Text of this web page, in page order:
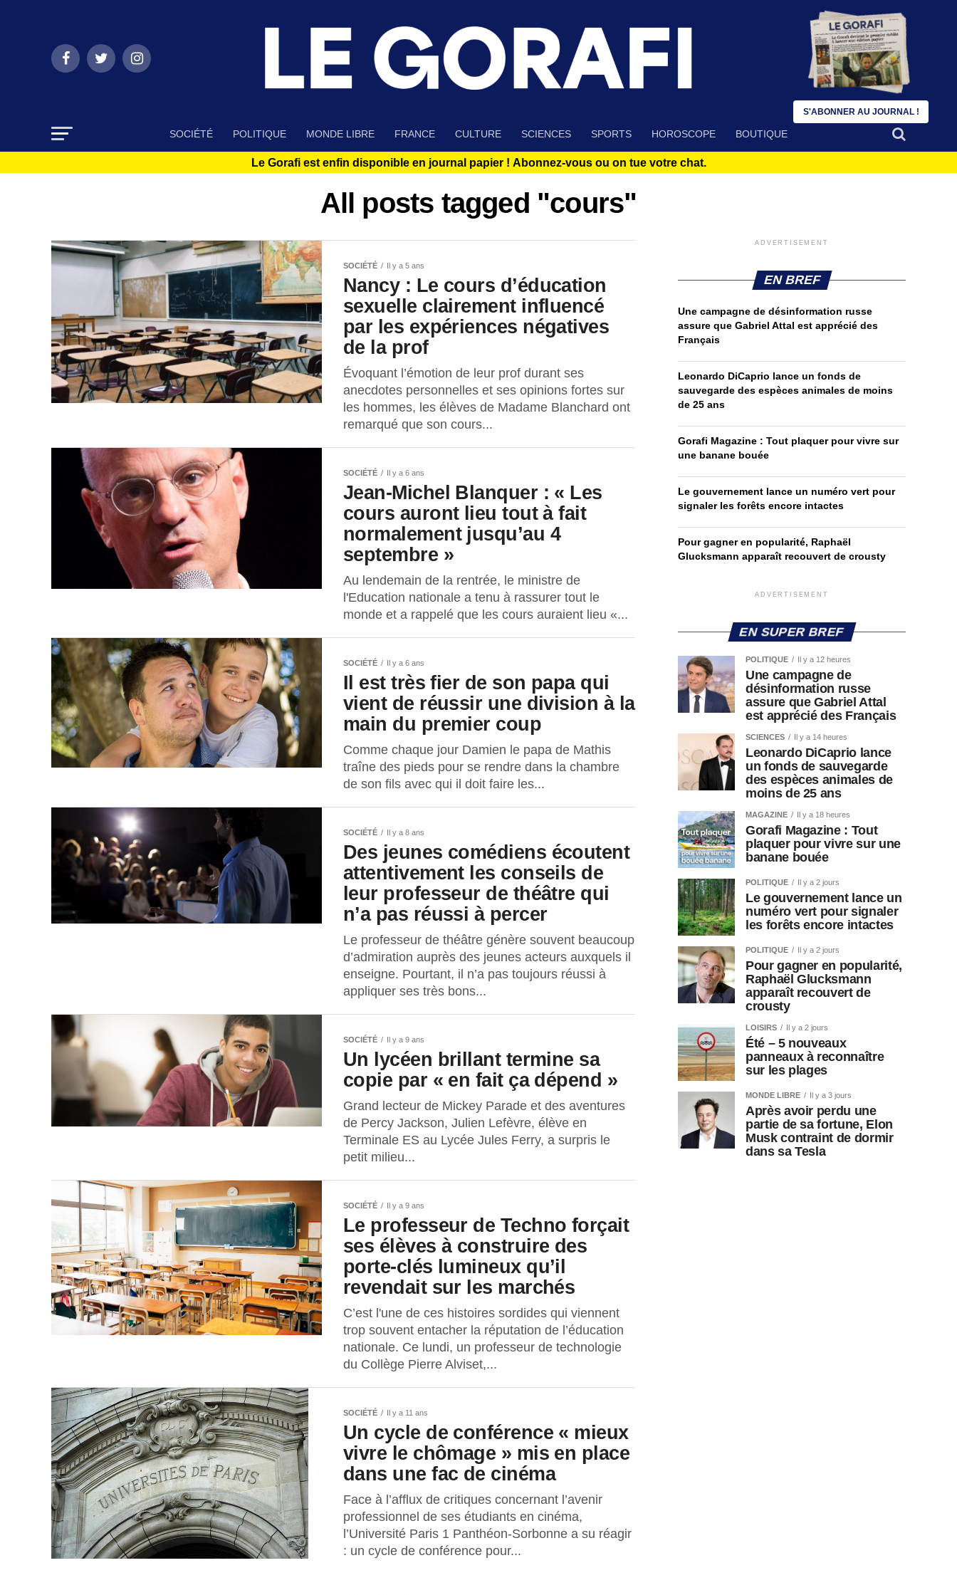
SOCIÉTÉ POLITIQUE MONDE LIBRE FRANCE CULTURE SCIENCES SPORTS HOROSCOPE BOUTIQUE
Le Gorafi est enfin disponible en journal papier ! Abonnez-vous ou on tue votre chat.
All posts tagged "cours"
SOCIÉTÉ Il y a 5 ans
Nancy : Le cours d’éducation
sexuelle clairement influencé
par les expériences négatives
de la prof
Évoquant l’émotion de leur prof durant ses
anecdotes personnelles et ses opinions fortes sur
les hommes, les élèves de Madame Blanchard ont
remarqué que son cours...
SOCIÉTÉ Il y a 6 ans
Jean-Michel Blanquer : « Les
cours auront lieu tout à fait
normalement jusqu’au 4
septembre »
Au lendemain de la rentrée, le ministre de
l'Education nationale a tenu à rassurer tout le
monde et a rappelé que les cours auraient lieu «...
SOCIÉTÉ Il y a 6 ans
Il est très fier de son papa qui
vient de réussir une division à la
main du premier coup
Comme chaque jour Damien le papa de Mathis
traîne des pieds pour se rendre dans la chambre
de son fils avec qui il doit faire les...
SOCIÉTÉ Il y a 8 ans
Des jeunes comédiens écoutent
attentivement les conseils de
leur professeur de théâtre qui
n’a pas réussi à percer
Le professeur de théâtre génère souvent beaucoup
d’admiration auprès des jeunes acteurs auxquels il
enseigne. Pourtant, il n’a pas toujours réussi à
appliquer ses très bons...
SOCIÉTÉ Il y a 9 ans
Un lycéen brillant termine sa
copie par « en fait ça dépend »
Grand lecteur de Mickey Parade et des aventures
de Percy Jackson, Julien Lefèvre, élève en
Terminale ES au Lycée Jules Ferry, a surpris le
petit milieu...
SOCIÉTÉ Il y a 9 ans
Le professeur de Techno forçait
ses élèves à construire des
porte-clés lumineux qu’il
revendait sur les marchés
C’est l'une de ces histoires sordides qui viennent
trop souvent entacher la réputation de l’éducation
nationale. Ce lundi, un professeur de technologie
du Collège Pierre Alviset,...
SOCIÉTÉ Il y a 11 ans
Un cycle de conférence « mieux
vivre le chômage » mis en place
dans une fac de cinéma
Face à l’afflux de critiques concernant l’avenir
professionnel de ses étudiants en cinéma,
l’Université Paris 1 Panthéon-Sorbonne a su réagir
: un cycle de conférence pour...
ADVERTISEMENT
EN BREF
Une campagne de désinformation russe
assure que Gabriel Attal est apprécié des
Français
Leonardo DiCaprio lance un fonds de
sauvegarde des espèces animales de moins
de 25 ans
Gorafi Magazine : Tout plaquer pour vivre sur
une banane bouée
Le gouvernement lance un numéro vert pour
signaler les forêts encore intactes
Pour gagner en popularité, Raphaël
Glucksmann apparaît recouvert de crousty
ADVERTISEMENT
EN SUPER BREF
POLITIQUE Il y a 12 heures
Une campagne de
désinformation russe
assure que Gabriel Attal
est apprécié des Français
SCIENCES Il y a 14 heures
Leonardo DiCaprio lance
un fonds de sauvegarde
des espèces animales de
moins de 25 ans
MAGAZINE Il y a 18 heures
Gorafi Magazine : Tout
plaquer pour vivre sur une
banane bouée
POLITIQUE Il y a 2 jours
Le gouvernement lance un
numéro vert pour signaler
les forêts encore intactes
POLITIQUE Il y a 2 jours
Pour gagner en popularité,
Raphaël Glucksmann
apparaît recouvert de
crousty
LOISIRS Il y a 2 jours
Été – 5 nouveaux
panneaux à reconnaître
sur les plages
MONDE LIBRE Il y a 3 jours
Après avoir perdu une
partie de sa fortune, Elon
Musk contraint de dormir
dans sa Tesla
S'ABONNER AU JOURNAL !